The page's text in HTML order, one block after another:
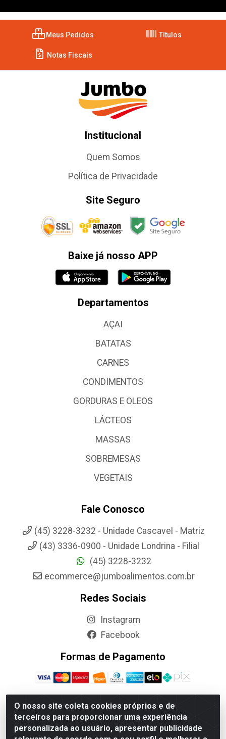
O nosso site coleta cookies próprios e de
terceiros para proporcionar uma experiência
personalizada ao usuário, apresentar publicidade
Meus Pedidos Títulos
Notas Fiscais
Institucional
Quem Somos
Política de Privacidade
Site Seguro
Baixe já nosso APP
Departamentos
AÇAI
BATATAS
CARNES
CONDIMENTOS
GORDURAS E OLEOS
LÁCTEOS
MASSAS
SOBREMESAS
VEGETAIS
Fale Conosco
(45) 3228-3232 - Unidade Cascavel - Matriz
(43) 3336-0900 - Unidade Londrina - Filial
(45) 3228-3232
ecommerce@jumboalimentos.com.br
Redes Sociais
Instagram
Facebook
Formas de Pagamento
Jumbo Alimentos Cascavel - Matriz - Rua Itatiba Do Sul, 161 -
Santos Dumont, Cascavel-PR - CEP 85804-700- CNPJ